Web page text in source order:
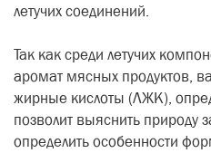
летучих соединений.
Так как среди летучих
аромат мясных продуктов,
жирные кислоты (ЛЖК),
позволит выяснить природу
определить особенности